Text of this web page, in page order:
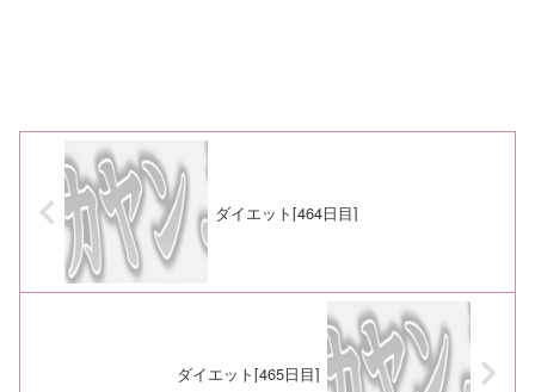
ダイエット[464日目]
ダイエット[465日目]